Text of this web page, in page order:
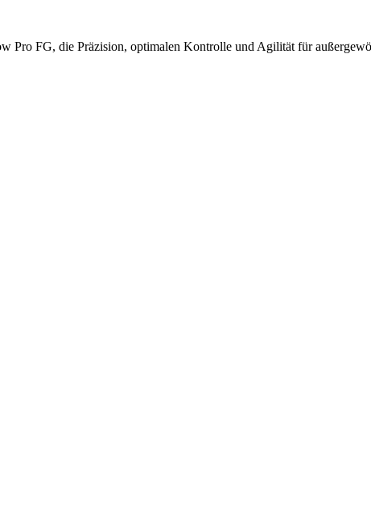
Pro FG, die Präzision, optimalen Kontrolle und Agilität für